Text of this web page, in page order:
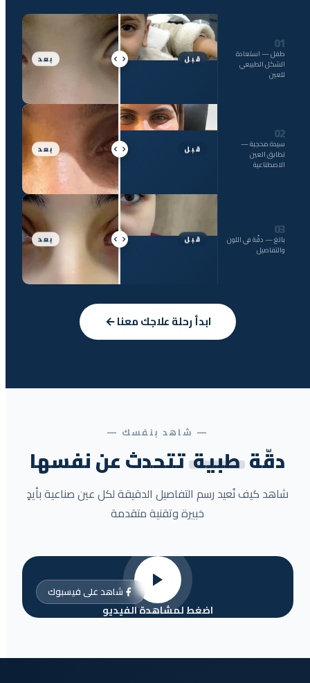
01
طفل — استعادة
الشكل الطبيعي
للعين
قبل بعد
02
سيدة محجبة —
تطابق العين
الاصطناعية
قبل بعد
03
بالغ — دقّة في اللون
والتفاصيل
قبل بعد
ابدأ رحلة علاجك معنا
— شاهد بنفسك —
دقّة طبيةتتحدث عن نفسها
شاهد كيف نُعيد رسم التفاصيل الدقيقة لكل عين صناعية بأيدٍ
خبيرة وتقنية متقدمة
اضغط لمشاهدة الفيديو
شاهد على فيسبوك